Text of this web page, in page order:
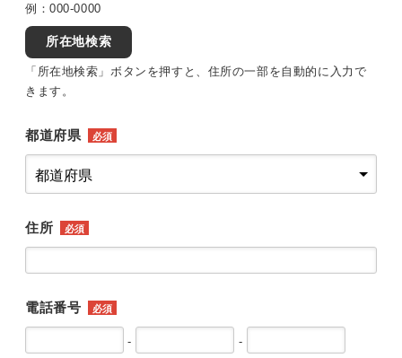
例：000-0000
所在地検索
「所在地検索」ボタンを押すと、住所の一部を自動的に入力で
きます。
都道府県 必須
住所 必須
電話番号 必須
-
-